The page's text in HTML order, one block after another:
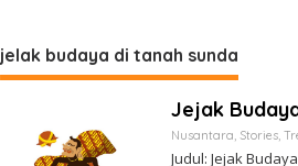
jelak budaya di tanah sunda
Jejak
Nusantara Stories,
Judul: Jejak